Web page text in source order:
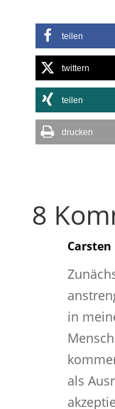
teilen
twittern
teilen
drucken
8
Carsten
in
als